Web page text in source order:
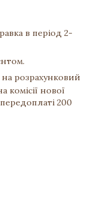
в період 2-
розрахунковий
нової
200